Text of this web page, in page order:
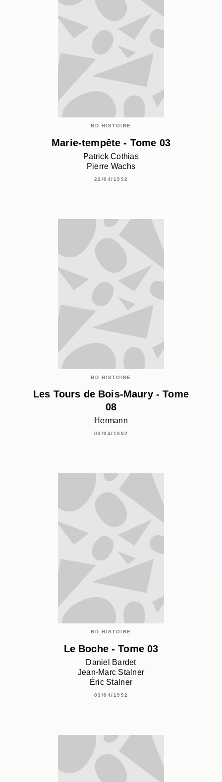
BD HISTOIRE
Marie-tempête - Tome 03
Patrick Cothias
Pierre Wachs
22/04/1992
BD HISTOIRE
Les Tours de Bois-Maury - Tome
08
Hermann
03/04/1992
BD HISTOIRE
Le Boche - Tome 03
Daniel Bardet
Jean-Marc Stalner
Éric Stalner
03/04/1992